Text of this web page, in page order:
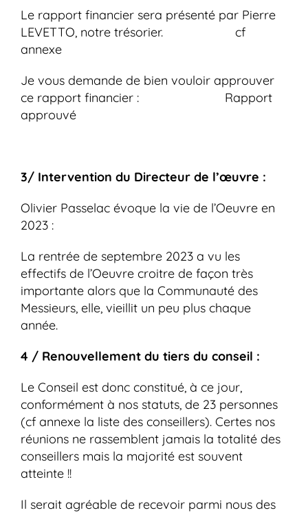
Le rapport financier sera présenté par Pierre
LEVETTO, notre trésorier. cf
annexe
Je vous demande de bien vouloir approuver
ce rapport financier : Rapport
approuvé
3/ Intervention du Directeur de l’œuvre :
Olivier Passelac évoque la vie de l’Oeuvre en
2023 :
La rentrée de septembre 2023 a vu les
effectifs de l’Oeuvre croitre de façon très
importante alors que la Communauté des
Messieurs, elle, vieillit un peu plus chaque
année.
4 / Renouvellement du tiers du conseil :
Le Conseil est donc constitué, à ce jour,
conformément à nos statuts, de 23 personnes
(cf annexe la liste des conseillers). Certes nos
réunions ne rassemblent jamais la totalité des
conseillers mais la majorité est souvent
atteinte !!
Il serait agréable de recevoir parmi nous des